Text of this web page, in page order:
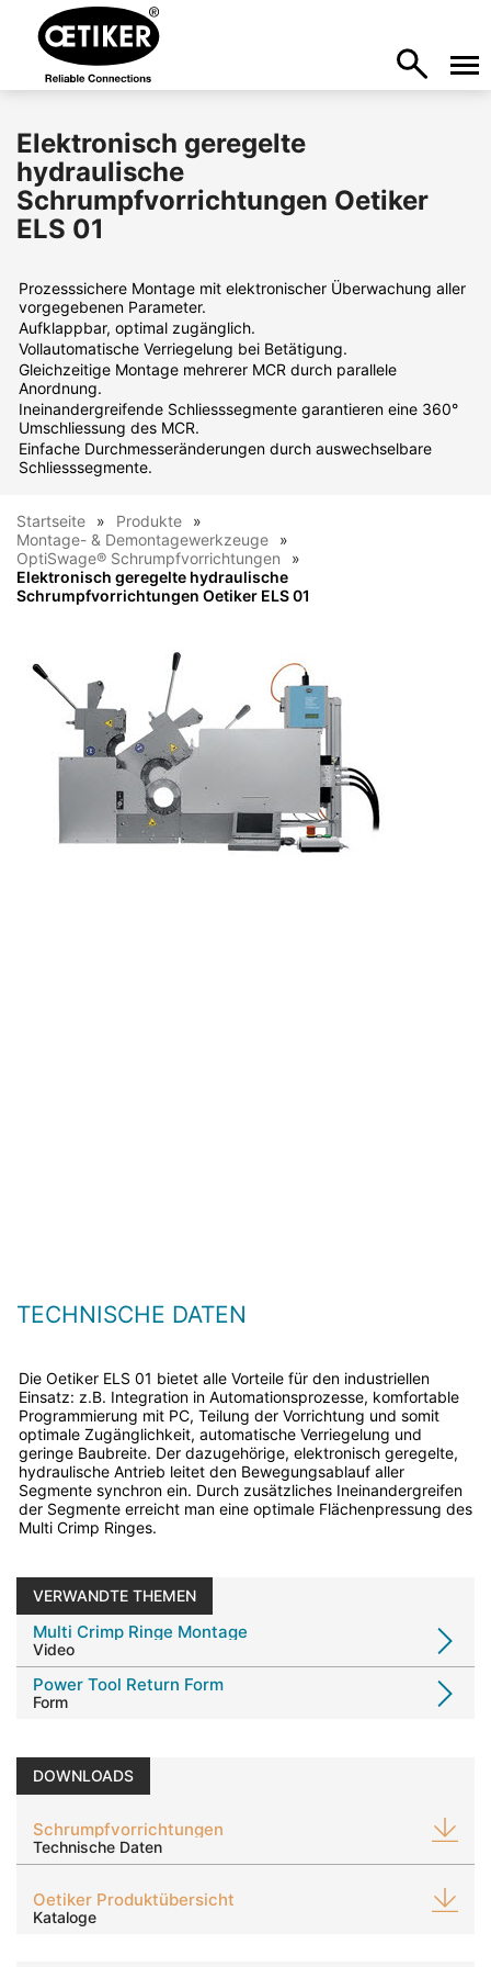
Elektronisch geregelte
hydraulische
Schrumpfvorrichtungen Oetiker
ELS 01
Prozesssichere Montage mit elektronischer Überwachung aller
vorgegebenen Parameter.
Aufklappbar, optimal zugänglich.
Vollautomatische Verriegelung bei Betätigung.
Gleichzeitige Montage mehrerer MCR durch parallele
Anordnung.
Ineinandergreifende Schliesssegmente garantieren eine 360°
Umschliessung des MCR.
Einfache Durchmesseränderungen durch auswechselbare
Schliesssegmente.
Startseite
Produkte
Montage- & Demontagewerkzeuge
OptiSwage® Schrumpfvorrichtungen
Elektronisch geregelte hydraulische
Schrumpfvorrichtungen Oetiker ELS 01
TECHNISCHE DATEN
Die Oetiker ELS 01 bietet alle Vorteile für den industriellen
Einsatz: z.B. Integration in Automationsprozesse, komfortable
Programmierung mit PC, Teilung der Vorrichtung und somit
optimale Zugänglichkeit, automatische Verriegelung und
geringe Baubreite. Der dazugehörige, elektronisch geregelte,
hydraulische Antrieb leitet den Bewegungsablauf aller
Segmente synchron ein. Durch zusätzliches Ineinandergreifen
der Segmente erreicht man eine optimale Flächenpressung des
Multi Crimp Ringes.
VERWANDTE THEMEN
Multi Crimp Ringe Montage
Video
Power Tool Return Form
Form
DOWNLOADS
Schrumpfvorrichtungen
Technische Daten
Oetiker Produktübersicht
Kataloge